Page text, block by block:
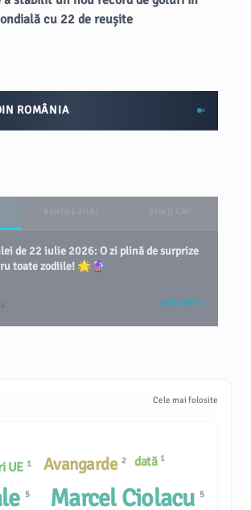
cu 22 de reușite
ROMÂNIA
de 22 iulie 2026: O zi plină de surprize
toate zodiile! 🌟🔮
VEZI TOT
Cele mai folosite
Avangarde 2
UE 1 dată 1
5 Marcel Ciolacu 5